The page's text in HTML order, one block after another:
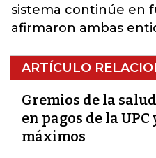
sistema continúe en
afirmaron ambas
ARTÍCULO
Gremios de la
en pagos de la
máximos